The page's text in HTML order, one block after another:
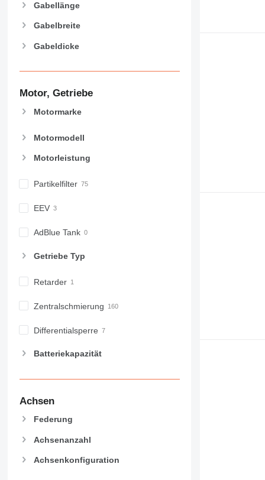
Gabellänge
Gabelbreite
Gabeldicke
Motor, Getriebe
Motormarke
Motormodell
Motorleistung
Partikelfilter
EEV
AdBlue Tank
Getriebe Typ
Retarder
Zentralschmierung
Differentialsperre
Batteriekapazität
Achsen
Federung
Achsenanzahl
Achsenkonfiguration